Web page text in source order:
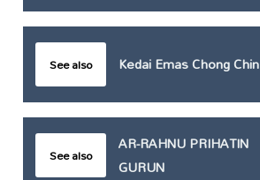
See also Kedai Emas Chong Chin
See also
AR-RAHNU PRIHATIN
GURUN